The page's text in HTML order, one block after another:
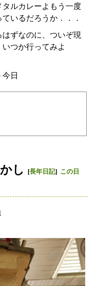
ルカレーよもう一度
いるだろうか．．．
ずなのに、ついぞ現
つか行ってみよ
日
し [長年日記] この日